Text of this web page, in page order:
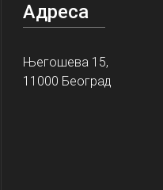
Адреса
Његошева 15,
11000 Београд